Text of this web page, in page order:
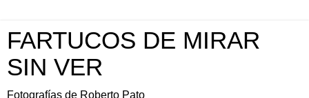
FARTUCOS DE MIRAR
SIN VER
Fotografías de Roberto Pato